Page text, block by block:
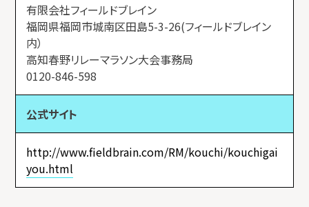
有限会社フィールドブレイン
福岡県福岡市城南区田島5-3-26(フィールドブレイン
内）
高知春野リレーマラソン大会事務局
0120-846-598
公式サイト
http://www.fieldbrain.com/RM/kouchi/kouchigai
you.html